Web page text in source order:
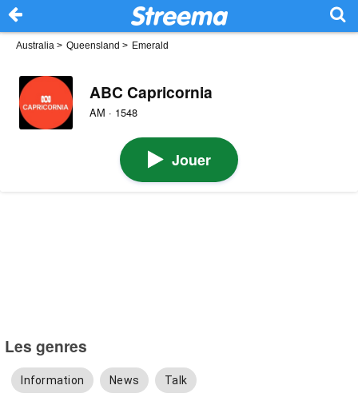
Australia > Queensland > Emerald
ABC Capricornia
AM · 1548
Jouer
Les genres
Information News Talk